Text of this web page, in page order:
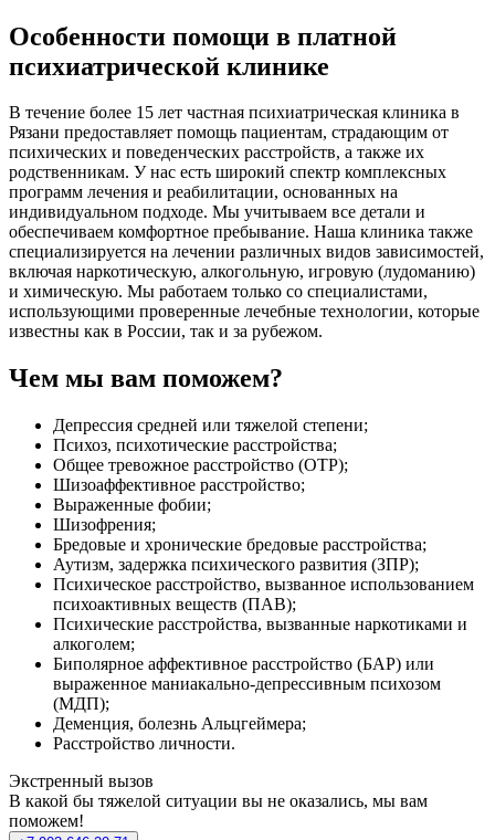
Особенности помощи в платной
психиатрической клинике
В течение более 15 лет частная психиатрическая клиника в
Рязани предоставляет помощь пациентам, страдающим от
психических и поведенческих расстройств, а также их
родственникам. У нас есть широкий спектр комплексных
программ лечения и реабилитации, основанных на
индивидуальном подходе. Мы учитываем все детали и
обеспечиваем комфортное пребывание. Наша клиника также
специализируется на лечении различных видов зависимостей,
включая наркотическую, алкогольную, игровую (лудоманию)
и химическую. Мы работаем только со специалистами,
использующими проверенные лечебные технологии, которые
известны как в России, так и за рубежом.
Чем мы вам поможем?
Депрессия средней или тяжелой степени;
Психоз, психотические расстройства;
Общее тревожное расстройство (ОТР);
Шизоаффективное расстройство;
Выраженные фобии;
Шизофрения;
Бредовые и хронические бредовые расстройства;
Аутизм, задержка психического развития (ЗПР);
Психическое расстройство, вызванное использованием
психоактивных веществ (ПАВ);
Психические расстройства, вызванные наркотиками и
алкоголем;
Биполярное аффективное расстройство (БАР) или
выраженное маниакально-депрессивным психозом
(МДП);
Деменция, болезнь Альцгеймера;
Расстройство личности.
Экстренный вызов
В какой бы тяжелой ситуации вы не оказались, мы вам
поможем!